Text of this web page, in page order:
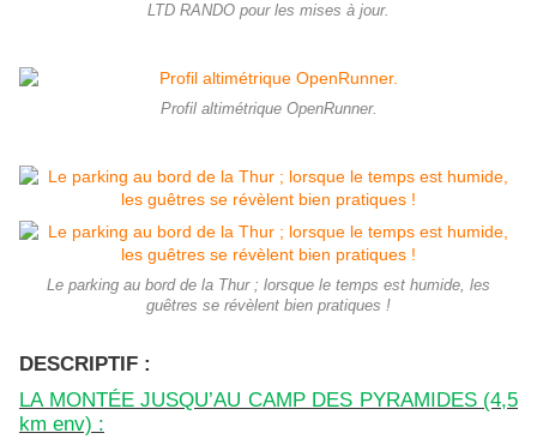
LTD RANDO pour les mises à jour.
Profil altimétrique OpenRunner.
Le parking au bord de la Thur ; lorsque le temps est humide, les
guêtres se révèlent bien pratiques !
DESCRIPTIF :
LA MONTÉE JUSQU’AU CAMP DES PYRAMIDES (4,5
km env) :